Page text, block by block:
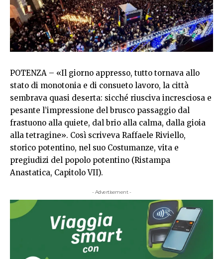
POTENZA – «Il giorno appresso, tutto tornava allo
stato di monotonia e di consueto lavoro, la città
sembrava quasi deserta: sicché riusciva incresciosa e
pesante l’impressione del brusco passaggio dal
frastuono alla quiete, dal brio alla calma, dalla gioia
alla tetragine». Così scriveva Raffaele Riviello,
storico potentino, nel suo Costumanze, vita e
pregiudizi del popolo potentino (Ristampa
Anastatica, Capitolo VII).
- Advertisement -